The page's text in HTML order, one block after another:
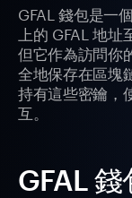
GFAL 錢包是一
上的 GFAL 地
但它作為訪問你
全地保存在區塊
持有這些密鑰，
互。
GFAL 錢